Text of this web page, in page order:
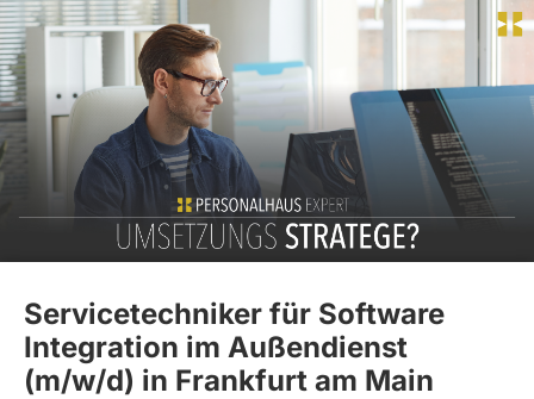
Servicetechniker für Software
Integration im Außendienst
(m/w/d) in Frankfurt am Main